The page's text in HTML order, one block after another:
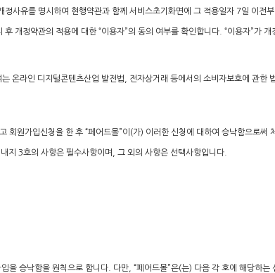
사유를 명시하여 현행약관과 함께 서비스초기화면에 그 적용일자 7일 이전
개정약관의 적용에 대한 “이용자”의 동의 여부를 확인합니다. “이용자”가
온라인 디지털콘텐츠산업 발전법, 전자상거래 등에서의 소비자보호에 관
회원가입신청을 한 후 “페어드몰”이(가) 이러한 신청에 대하여 승낙함으로써
3호의 사항은 필수사항이며, 그 외의 사항은 선택사항입니다.
을 승낙함을 원칙으로 합니다. 다만, “페어드몰”은(는) 다음 각 호에 해당하는